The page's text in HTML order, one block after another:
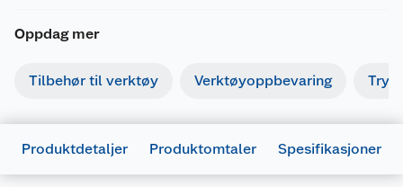
Oppdag mer
Tilbehør til verktøy Verktøyoppbevaring
Produktdetaljer Produktomtaler Spesifikasjoner